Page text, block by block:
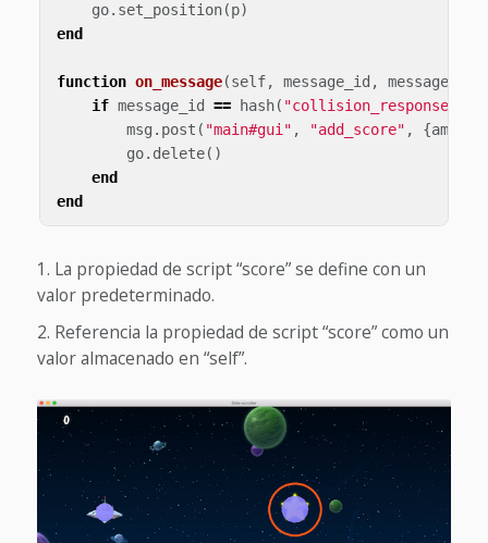
go. set_position(p)
end
function on_message(self, message_id , message
if message_id == hash( "collision_response"
msg . post ( "main#gui" , "add_score" , {amount
go. delete()
end
end
La propiedad de script “score” se define con un
valor predeterminado.
Referencia la propiedad de script “score” como un
valor almacenado en “self”.